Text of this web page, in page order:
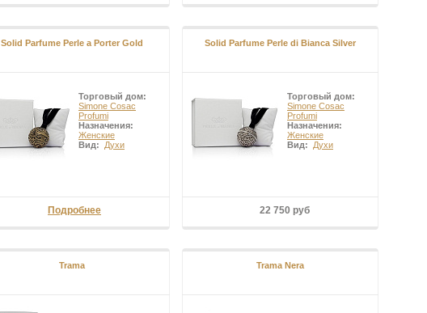
Solid Parfume Perle a Porter Gold
Торговый дом:
Simone Cosac
Profumi
Назначения:
Женские
Вид: Духи
Подробнее
Solid Parfume Perle di Bianca Silver
Торговый дом:
Simone Cosac
Profumi
Назначения:
Женские
Вид: Духи
22 750 руб
Trama Trama Nera